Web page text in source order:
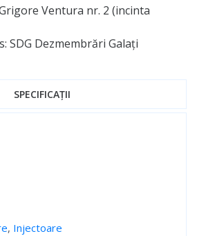
Ventura nr. 2 (incinta
SDG Dezmembrări Galați
SPECIFICAȚII
, Injectoare